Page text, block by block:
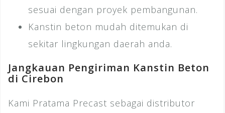
sesuai dengan proyek pembangunan.
Kanstin beton mudah ditemukan di
sekitar lingkungan daerah anda.
Jangkauan Pengiriman Kanstin Beton
di Cirebon
Kami Pratama Precast sebagai distributor